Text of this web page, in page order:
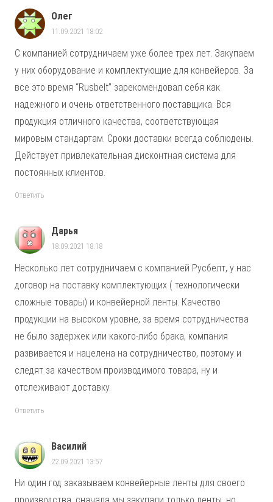
Олег
11.09.2021 18:02
С компанией сотрудничаем уже более трех лет. Закупаем
у них оборудование и комплектующие для конвейеров. За
все это время “Rusbelt” зарекомендовал себя как
надежного и очень ответственного поставщика. Вся
продукция отличного качества, соответствующая
мировым стандартам. Сроки доставки всегда соблюдены.
Действует привлекательная дисконтная система для
постоянных клиентов.
Ответить
Дарья
18.09.2021 18:18
Несколько лет сотрудничаем с компанией Русбелт, у нас
договор на поставку комплектующих ( технологически
сложные товары) и конвейерной ленты. Качество
продукции на высоком уровне, за время сотрудничества
не было задержек или какого-либо брака, компания
развивается и нацелена на сотрудничество, поэтому и
следят за качеством производимого товара, ну и
отслеживают доставку.
Ответить
Василий
22.09.2021 13:57
Ни один год заказываем конвейерные ленты для своего